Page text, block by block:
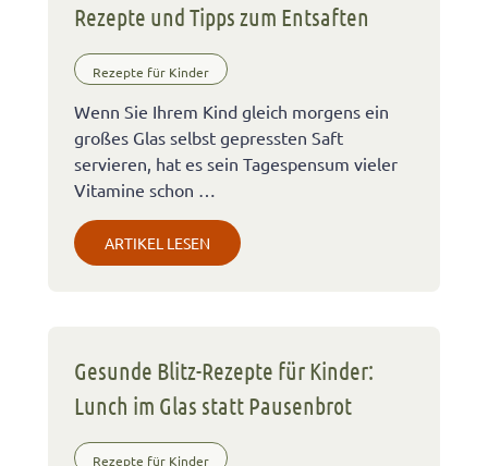
Rezepte und Tipps zum Entsaften
Rezepte für Kinder
Wenn Sie Ihrem Kind gleich morgens ein
großes Glas selbst gepressten Saft
servieren, hat es sein Tagespensum vieler
Vitamine schon …
ARTIKEL LESEN
Gesunde Blitz-Rezepte für Kinder:
Lunch im Glas statt Pausenbrot
Rezepte für Kinder